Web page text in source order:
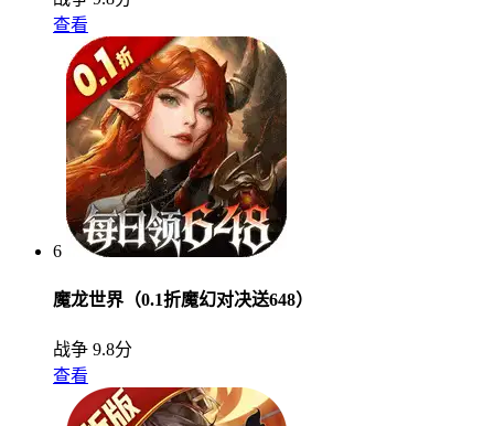
查看
6
魔龙世界（0.1折魔幻对决送648）
战争 9.8分
查看